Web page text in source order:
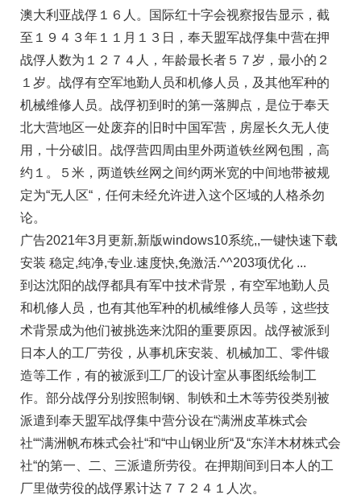
澳大利亚战俘１６人。国际红十字会视察报告显示，截
至１９４３年１１月１３日，奉天盟军战俘集中营在押
战俘人数为１２７４人，年龄最长者５７岁，最小的２
１岁。战俘有空军地勤人员和机修人员，及其他军种的
机械维修人员。战俘初到时的第一落脚点，是位于奉天
北大营地区一处废弃的旧时中国军营，房屋长久无人使
用，十分破旧。战俘营四周由里外两道铁丝网包围，高
约１。５米，两道铁丝网之间约两米宽的中间地带被规
定为“无人区“，任何未经允许进入这个区域的人格杀勿
论。
广告2021年3月更新,新版windows10系统,,一键快速下载
安装 稳定,纯净,专业.速度快,免激活.^^203项优化 ...
到达沈阳的战俘都具有军中技术背景，有空军地勤人员
和机修人员，也有其他军种的机械维修人员等，这些技
术背景成为他们被挑选来沈阳的重要原因。战俘被派到
日本人的工厂劳役，从事机床安装、机械加工、零件锻
造等工作，有的被派到工厂的设计室从事图纸绘制工
作。部分战俘分别按照制钢、制铁和土木等劳役类别被
派遣到奉天盟军战俘集中营分设在“满洲皮革株式会
社““满洲帆布株式会社“和“中山钢业所“及“东洋木材株式会
社“的第一、二、三派遣所劳役。在押期间到日本人的工
厂里做劳役的战俘累计达７７２４１人次。